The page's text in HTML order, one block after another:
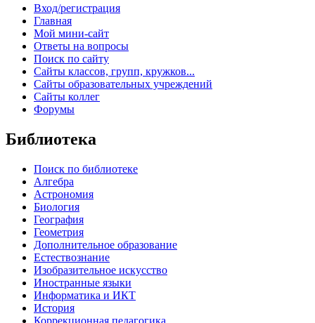
Вход/регистрация
Главная
Мой мини-сайт
Ответы на вопросы
Поиск по сайту
Сайты классов, групп, кружков...
Сайты образовательных учреждений
Сайты коллег
Форумы
Библиотека
Поиск по библиотеке
Алгебра
Астрономия
Биология
География
Геометрия
Дополнительное образование
Естествознание
Изобразительное искусство
Иностранные языки
Информатика и ИКТ
История
Коррекционная педагогика